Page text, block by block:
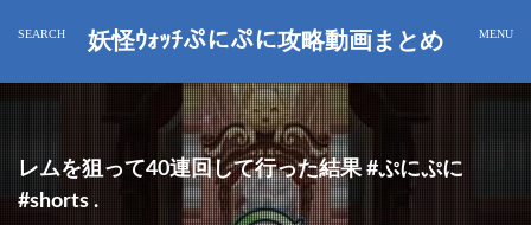
妖怪ｳｫｯﾁぷにぷに攻略動画まとめ
レムを狙って40連回して行った結果 #ぷにぷに
#shorts .